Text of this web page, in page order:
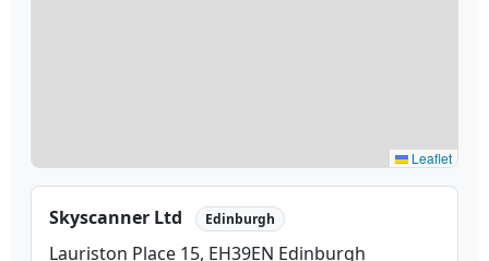
Leaflet
Skyscanner Ltd Edinburgh
Lauriston Place 15, EH39EN Edinburgh